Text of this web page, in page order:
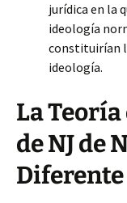
jurídica en la
ideología
constituirían
ideología.
La
de NJ de
Diferente